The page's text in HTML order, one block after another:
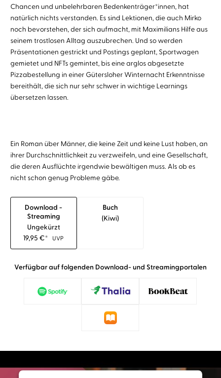
Chancen und unbelehrbaren Bedenkenträger*innen, hat
natürlich nichts verstanden. Es sind Lektionen, die auch Mirko
noch bevorstehen, der sich aufmacht, mit Maximilians Hilfe aus
seinem trostlosen Alltag auszubrechen. Und so werden
Präsentationen gestrickt und Postings geplant, Sportwagen
gemietet und NFTs gemintet, bis eine arglos abgesetzte
Pizzabestellung in einer Gütersloher Winternacht Erkenntnisse
bereithält, die sich nur sehr schwer in wichtige Learnings
übersetzen lassen.
Ein Roman über Männer, die keine Zeit und keine Lust haben, an
ihrer Durchschnittlichkeit zu verzweifeln, und eine Gesellschaft,
die deren Ausflüchte irgendwie bewältigen muss. Als ob es
nicht schon genug Probleme gäbe.
Download -
Streaming
Ungekürzt
19,95€* UVP
Buch
(kiwi)
Verfügbar auf folgenden Download- und Streamingportalen